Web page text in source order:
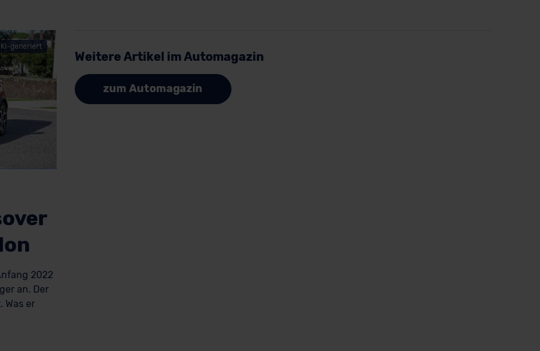
KI-generiert
2022
an. Der
Was er
Weitere Artikel im Automagazin
zum Automagazin